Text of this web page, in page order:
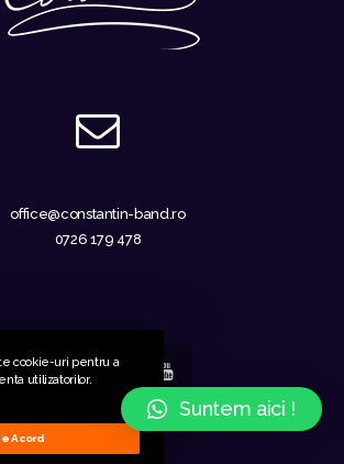
cookie-uri pentru a
utilizatorilor.
Acord
office@constantin-band.ro
0726 179 478
Suntem aici !